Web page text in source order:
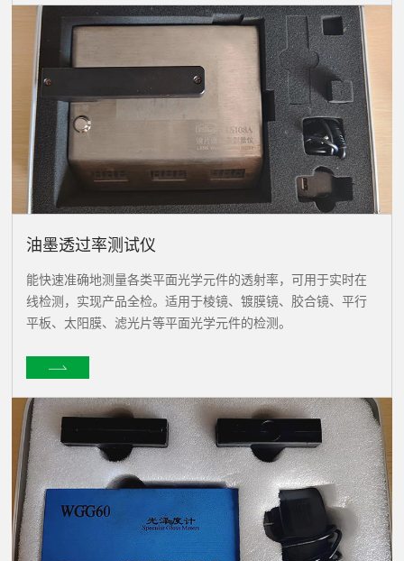
油墨透过率测试仪
能快速准确地测量各类平面光学元件的透射率，可用于实时在
线检测，实现产品全检。适用于棱镜、镀膜镜、胶合镜、平行
平板、太阳膜、滤光片等平面光学元件的检测。